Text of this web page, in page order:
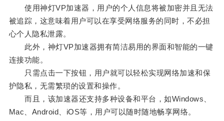
使用神灯VP加速器，用户的个人信息将被加密并且无法
被追踪，这意味着用户可以在享受网络服务的同时，不必担
心个人隐私泄露。
此外，神灯VP加速器拥有简洁易用的界面和智能的一键
连接功能。
只需点击一下按钮，用户就可以轻松实现网络加速和保
护隐私，无需繁琐的设置和操作。
而且，该加速器还支持多种设备和平台，如Windows、
Mac、Android、iOS等，用户可以随时随地畅享网络。